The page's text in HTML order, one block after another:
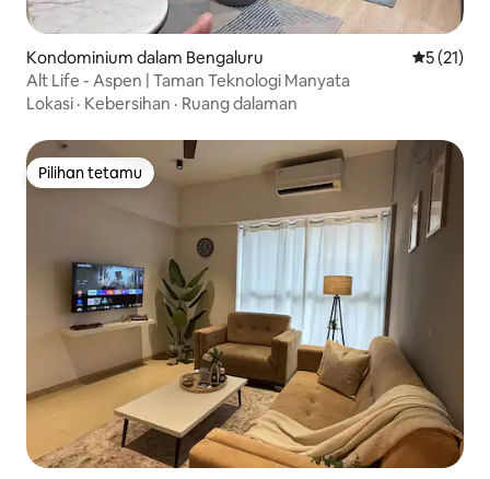
Kondominium dalam Bengaluru
5 (21)
Alt Life - Aspen | Taman Teknologi Manyata
Lokasi · Kebersihan · Ruang dalaman
Pilihan tetamu
Pilihan tetamu